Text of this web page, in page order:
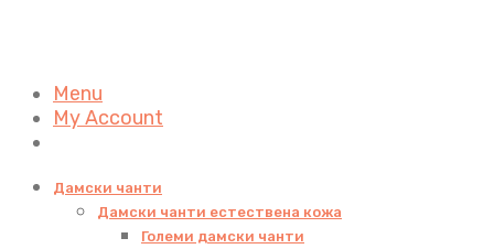
Menu
My Account
Дамски чанти
Дамски чанти естествена кожа
Големи дамски чанти